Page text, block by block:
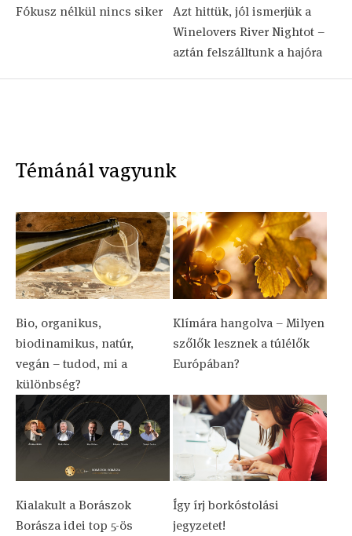
Fókusz nélkül nincs siker
Azt hittük, jól ismerjük a
Winelovers River Nightot –
aztán felszálltunk a hajóra
Témánál vagyunk
Bio, organikus,
biodinamikus, natúr,
vegán – tudod, mi a
különbség?
Klímára hangolva – Milyen
szőlők lesznek a túlélők
Európában?
Kialakult a Borászok
Borásza idei top 5-ös
Így írj borkóstolási
jegyzetet!